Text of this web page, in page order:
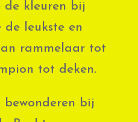
de kleuren bij
leukste en
rammelaar tot
tot deken.
bij